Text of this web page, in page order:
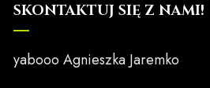
SKONTAKTUJ SIĘ Z NAMI!
yabooo Agnieszka Jaremko